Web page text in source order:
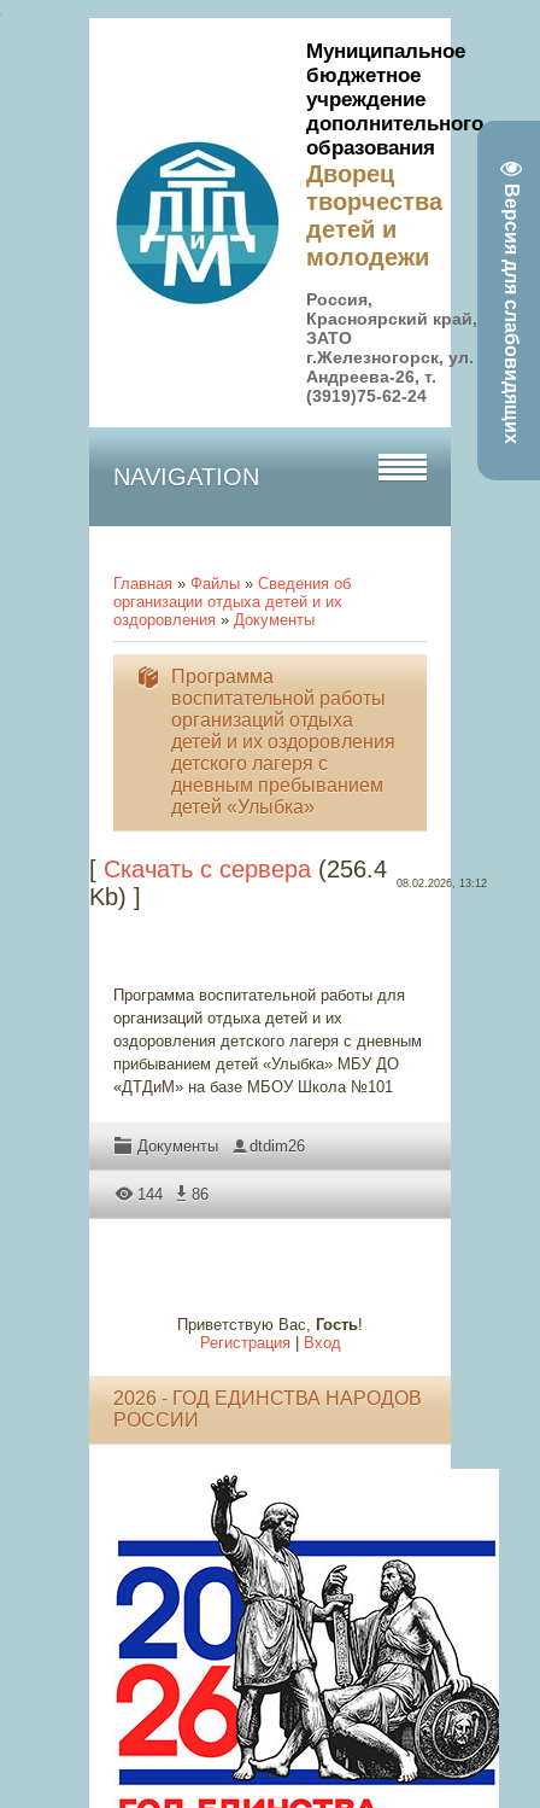
Версия для слабовидящих
Муниципальное
бюджетное
учреждение
дополнительного
образования
Дворец
творчества
детей и
молодежи
Россия,
Красноярский край,
ЗАТО
г.Железногорск, ул.
Андреева-26, т.
(3919)75-62-24
NAVIGATION
Главная » Файлы » Сведения об
организации отдыха детей и их
оздоровления » Документы
Программа
воспитательной работы
организаций отдыха
детей и их оздоровления
детского лагеря с
дневным пребыванием
детей «Улыбка»
[ Скачать с сервера (256.4
Kb) ]
08.02.2026, 13:12
Программа воспитательной работы для
организаций отдыха детей и их
оздоровления детского лагеря с дневным
прибыванием детей «Улыбка» МБУ ДО
«ДТДиМ» на базе МБОУ Школа №101
Документы dtdim26
144 86
Приветствую Вас, Гость!
Регистрация| Вход
2026 - ГОД ЕДИНСТВА НАРОДОВ
РОССИИ